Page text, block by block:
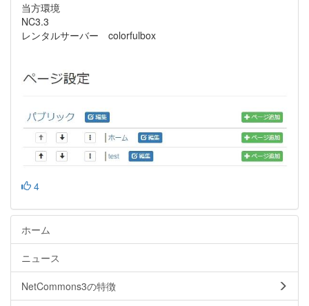
当方環境
NC3.3
レンタルサーバー colorfulbox
4
ホーム
ニュース
NetCommons3の特徴